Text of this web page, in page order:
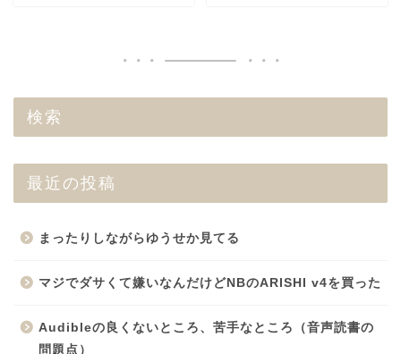
検索
最近の投稿
まったりしながらゆうせか見てる
マジでダサくて嫌いなんだけどNBのARISHI v4を買った
Audibleの良くないところ、苦手なところ（音声読書の
問題点）